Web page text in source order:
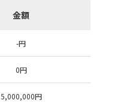
金額
-円
0円
5,000,000円